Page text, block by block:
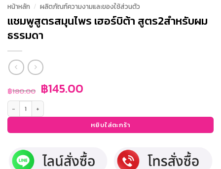
หน้าหลัก / ผลิตภัณฑ์ความงามและของใช้ส่วนตัว
แชมพูสูตรสมุนไพร เฮอร์บิต้า สูตร2สำหรับผม
ธรรมดา
฿180.00 Original
price
was:
฿145.00Current
฿145.00.
จำนวน แชมพูสูตรสมุนไพร เฮอร์บิต้า สูตร2สำหรับผมธรรมดา ชิ้น
หยิบใส่ตะกร้า